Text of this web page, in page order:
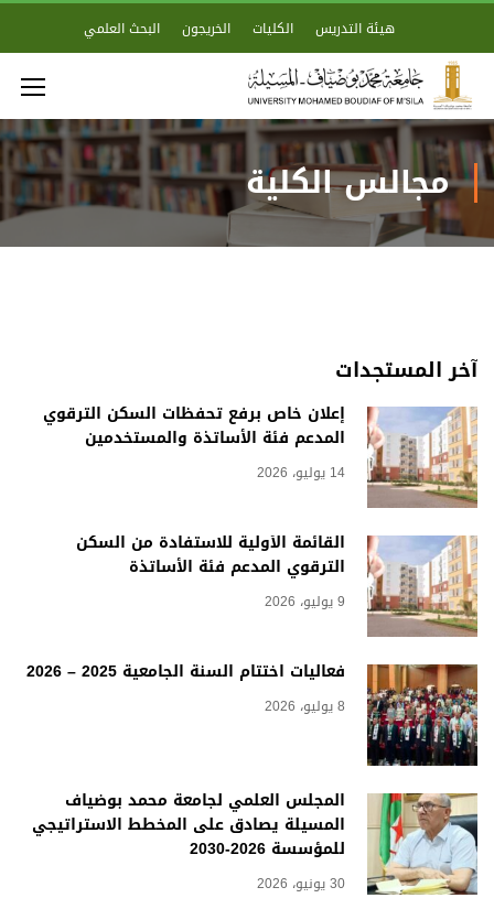
هيئة التدريس الكليات الخريجون البحث العلمي
مجالس الكلية
آخر المستجدات
إعلان خاص برفع تحفظات السكن الترقوي
المدعم فئة الأساتذة والمستخدمين
14 يوليو، 2026
القائمة الأولية للاستفادة من السكن
الترقوي المدعم فئة الأساتذة
9 يوليو، 2026
فعاليات اختتام السنة الجامعية 2025 – 2026
8 يوليو، 2026
المجلس العلمي لجامعة محمد بوضياف
المسيلة يصادق على المخطط الاستراتيجي
للمؤسسة 2026-2030
30 يونيو، 2026